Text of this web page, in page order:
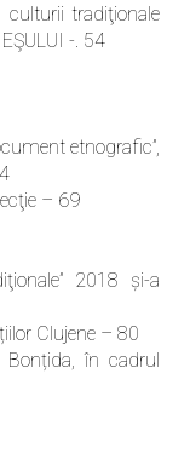
culturii tradiţionale
-. 54
etnografic”,
– 69
2018 și-a
Clujene – 80
Bonțida, în cadrul